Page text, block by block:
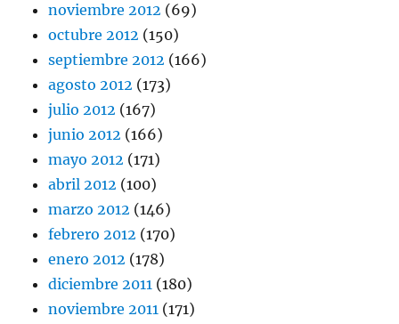
noviembre 2012 (69)
octubre 2012 (150)
septiembre 2012 (166)
agosto 2012 (173)
julio 2012 (167)
junio 2012 (166)
mayo 2012 (171)
abril 2012 (100)
marzo 2012 (146)
febrero 2012 (170)
enero 2012 (178)
diciembre 2011 (180)
noviembre 2011 (171)